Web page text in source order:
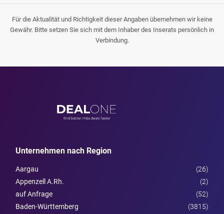
Für die Aktualität und Richtigkeit dieser Angaben übernehmen wir keine
Gewähr. Bitte setzen Sie sich mit dem Inhaber des Inserats persönlich in
Verbindung.
Unternehmen nach Region
Aargau
(26)
Appenzell A.Rh.
(2)
auf Anfrage
(52)
Baden-Württemberg
(3815)